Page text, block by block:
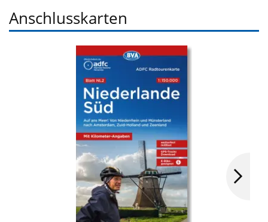
Anschlusskarten